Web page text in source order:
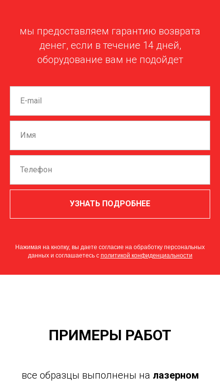
мы предоставляем гарантию возврата
денег, если в течение 14 дней,
оборудование вам не подойдет
УЗНАТЬ ПОДРОБНЕЕ
Нажимая на кнопку, вы даете согласие на обработку персональных
данных и соглашаетесь c политикой конфиденциальности
ПРИМЕРЫ РАБОТ
все образцы выполнены на лазерном